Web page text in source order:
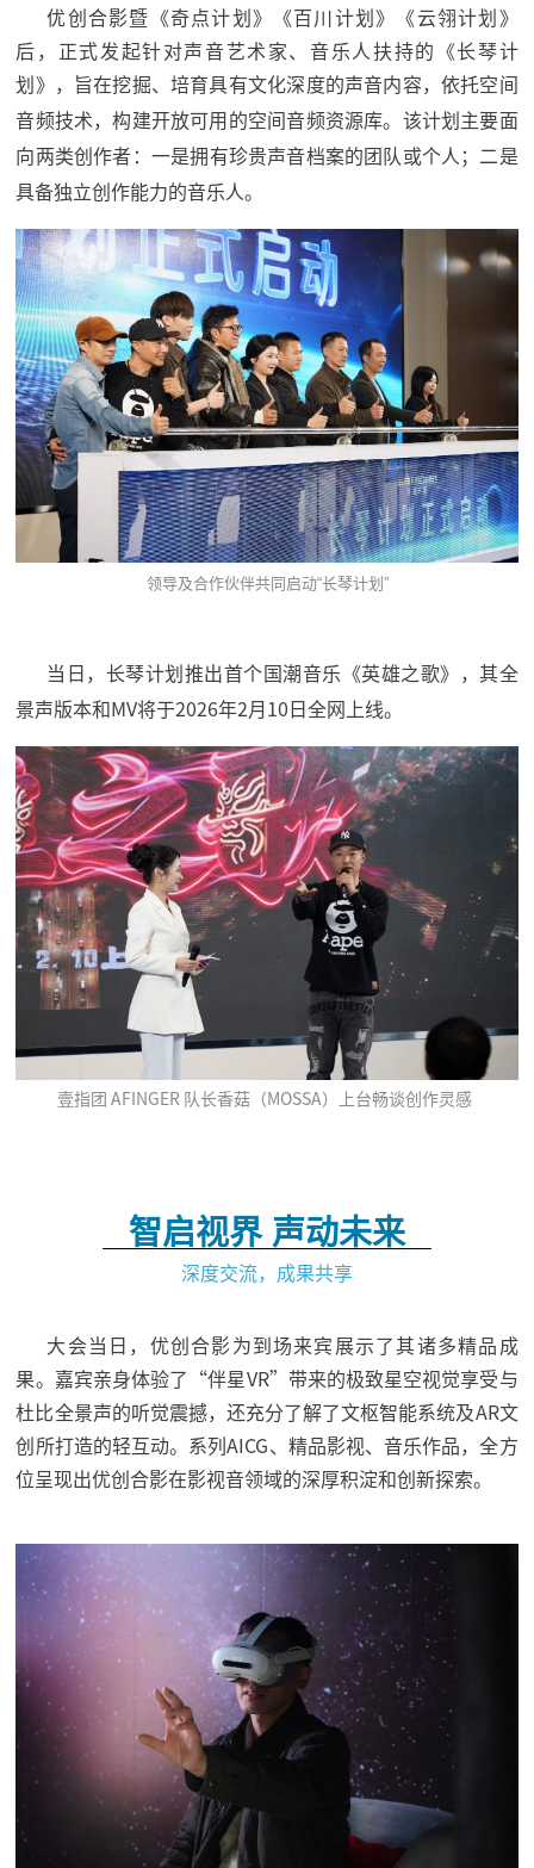
优创合影暨 《奇点计划》
《百川计划》《云翎计划》
后，正式发起针对声音艺术家、音乐人扶持的《长琴计
划》， 旨在挖掘、培育具有文化深度的声音内容，依托空间
音频技术，构建开放可用的空间音频资源库。 该计划主要面
向两类创作者： 一是拥有珍贵声音档案的团队或个人；二是
具备独立创作能力的音乐人。
领导及合作伙伴共同启动“长琴计划”
当日，长琴计划推出首个国潮音乐《英雄之歌》，其全
景声版本和MV将于2026年2月10日全网上线。
壹指团 AFINGER 队长香菇（MOSSA）上台畅谈创作灵感
智启视界 声动未来
深度交流，成果共享
大会当日，优创合影为到场来宾展示了其诸多精品成
果。嘉宾亲身体验了“伴星VR”带来的极致星空视觉享受与
杜比全景声的听觉震撼，还充分了解了文枢智能系统及AR文
创所打造的轻互动。 系列AICG、精品影视、音乐作品，全方
位呈现出优创合影在影视音领域的深厚积淀和创新探索。